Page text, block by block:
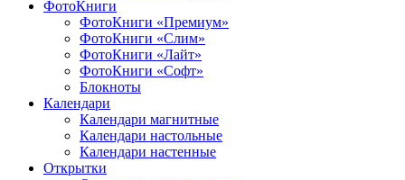
ФотоКниги
ФотоКниги «Премиум»
ФотоКниги «Слим»
ФотоКниги «Лайт»
ФотоКниги «Софт»
Блокноты
Календари
Календари магнитные
Календари настольные
Календари настенные
Открытки